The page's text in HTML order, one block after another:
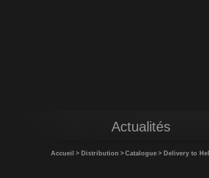
Actualités
Accueil > Distribution > Catalogue > Delivery to Hell